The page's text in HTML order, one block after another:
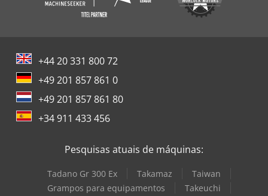
+44 20 331 800 72
+49 201 857 861 0
+49 201 857 861 80
+34 911 433 456
Pesquisas atuais de máquinas:
Tadano Gr 300 Ex Takamaz
Taiwan
Grampos para equipamentos
Takeuchi